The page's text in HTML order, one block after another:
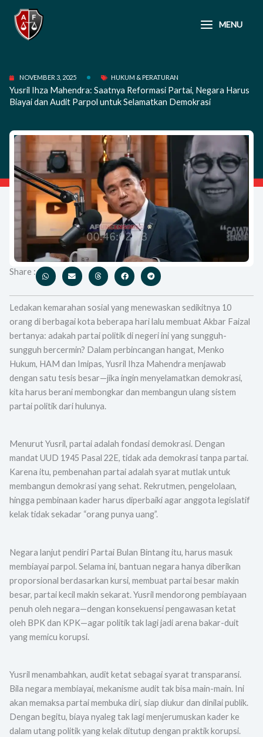
konten
MENU
NOVEMBER 3, 2025 HUKUM & PERATURAN
Yusril Ihza Mahendra: Saatnya Reformasi Partai, Negara Harus
Biayai dan Audit Parpol untuk Selamatkan Demokrasi
Share :
Ledakan kemarahan sosial yang menewaskan sedikitnya 10
orang di berbagai kota beberapa hari lalu membuat Akbar Faizal
bertanya: adakah partai politik di negeri ini yang sungguh-
sungguh bercermin? Dalam perbincangan hangat, Menko
Hukum, HAM dan Imipas, Yusril Ihza Mahendra menjawab
dengan satu tesis besar—jika ingin menyelamatkan demokrasi,
kita harus berani membongkar dan membangun ulang sistem
partai politik dari hulunya.
Menurut Yusril, partai adalah fondasi demokrasi. Dengan
mandat UUD 1945 Pasal 22E, tidak ada demokrasi tanpa partai.
Karena itu, pembenahan partai adalah syarat mutlak untuk
membangun demokrasi yang sehat. Rekrutmen, pengelolaan,
hingga pembinaan kader harus diperbaiki agar anggota legislatif
kelak tidak sekadar “orang punya uang”.
Negara lanjut pendiri Partai Bulan Bintang itu, harus masuk
membiayai parpol. Selama ini, bantuan negara hanya diberikan
proporsional berdasarkan kursi, membuat partai besar makin
besar, partai kecil makin sekarat. Yusril mendorong pembiayaan
penuh oleh negara—dengan konsekuensi pengawasan ketat
oleh BPK dan KPK—agar politik tak lagi jadi arena bakar-duit
yang memicu korupsi.
Yusril menambahkan, audit ketat sebagai syarat transparansi.
Bila negara membiayai, mekanisme audit tak bisa main-main. Ini
akan memaksa partai membuka diri, siap diukur dan dinilai publik.
Dengan begitu, biaya nyaleg tak lagi menjerumuskan kader ke
dalam utang politik yang kelak ditutup dengan praktik korupsi.